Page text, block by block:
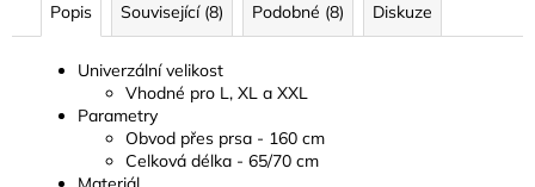
Popis Související (8) Podobné (8) Diskuze
Univerzální velikost
Vhodné pro L, XL a XXL
Parametry
Obvod přes prsa - 160 cm
Celková délka - 65/70 cm